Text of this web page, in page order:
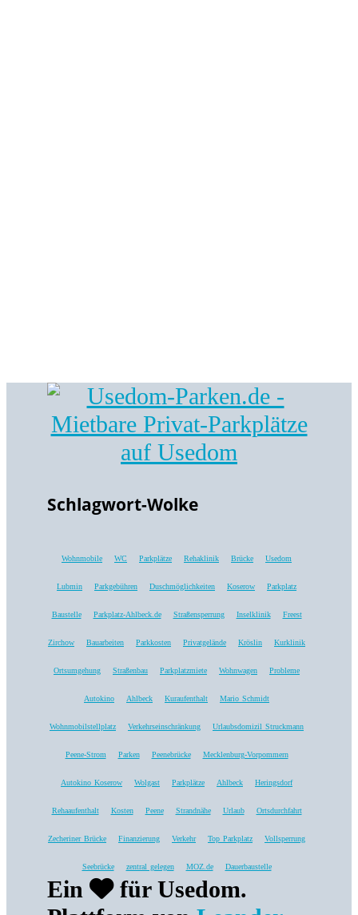
Schlagwort-Wolke
Wohnmobile WC Parkplätze Rehaklinik Brücke Usedom
Lubmin Parkgebühren Duschmöglichkeiten Koserow Parkplatz
Baustelle Parkplatz-Ahlbeck.de Straßensperrung Inselklinik Freest
Zirchow Bauarbeiten Parkkosten Privatgelände Kröslin Kurklinik
Ortsumgehung Straßenbau Parkplatzmiete Wohnwagen Probleme
Autokino Ahlbeck Kuraufenthalt Mario Schmidt
Wohnmobilstellplatz Verkehrseinschränkung Urlaubsdomizil Struckmann
Peene-Strom Parken Peenebrücke Mecklenburg-Vorpommern
Autokino Koserow Wolgast Parkplätze Ahlbeck Heringsdorf
Rehaaufenthalt Kosten Peene Strandnähe Urlaub Ortsdurchfahrt
Zecheriner Brücke Finanzierung Verkehr Top Parkplatz Vollsperrung
Seebrücke zentral gelegen MOZ.de Dauerbaustelle
Ein
für Usedom.